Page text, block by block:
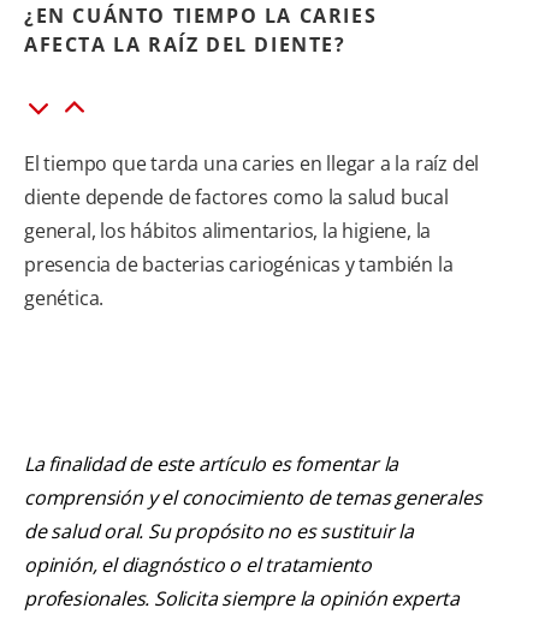
¿EN CUÁNTO TIEMPO LA CARIES
AFECTA LA RAÍZ DEL DIENTE?
El tiempo que tarda una caries en llegar a la raíz del
diente depende de factores como la salud bucal
general, los hábitos alimentarios, la higiene, la
presencia de bacterias cariogénicas y también la
genética.
La finalidad de este artículo es fomentar la
comprensión y el conocimiento de temas generales
de salud oral. Su propósito no es sustituir la
opinión, el diagnóstico o el tratamiento
profesionales. Solicita siempre la opinión experta